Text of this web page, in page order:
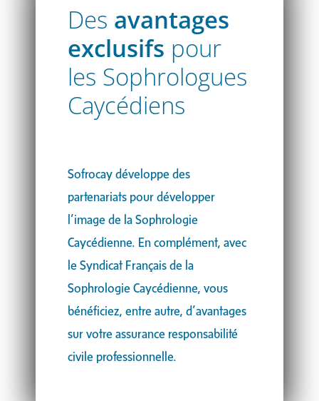
Des avantages
exclusifs pour
les Sophrologues
Caycédiens
Sofrocay développe des
partenariats pour développer
l’image de la Sophrologie
Caycédienne. En complément, avec
le Syndicat Français de la
Sophrologie Caycédienne, vous
bénéficiez, entre autre, d’avantages
sur votre assurance responsabilité
civile professionnelle.